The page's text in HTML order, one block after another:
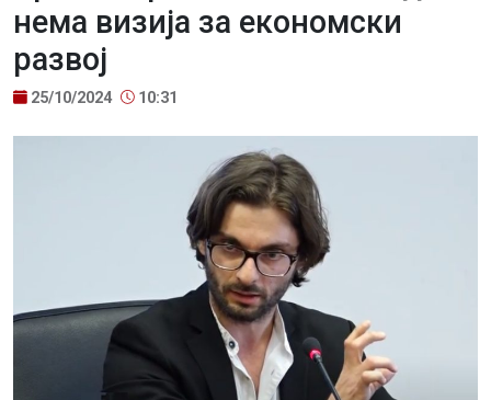
нема визија за економски
развој
25/10/2024 10:31